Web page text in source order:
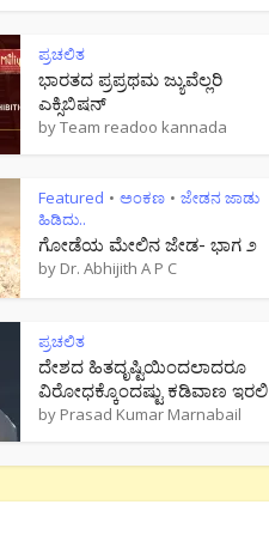
ಪ್ರಚಲಿತ
ಭಾರತದ ಪ್ರಪ್ರಥಮ ಜ್ಯುವೆಲ್ಲರಿ
ಎಕ್ಸಿಬಿಷನ್
byTeam readoo kannada
Featured • ಅಂಕಣ • ಜೇಡನ ಜಾಡು
ಹಿಡಿದು..
ಗೋಡೆಯ ಮೇಲಿನ ಜೇಡ- ಭಾಗ ೨
by Dr. Abhijith A P C
ಪ್ರಚಲಿತ
ದೇಶದ ಹಿತದೃಷ್ಟಿಯಿಂದಲಾದರೂ
ವಿರೋಧಕ್ಕೊಂದಷ್ಟು ಕಡಿವಾಣ ಇರಲಿ
by Prasad Kumar Marnabail